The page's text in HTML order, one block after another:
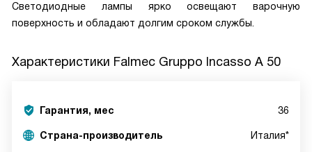
Светодиодные лампы ярко освещают варочную
поверхность и обладают долгим сроком службы.
Характеристики Falmec Gruppo Incasso A 50
Гарантия, мес 36
Страна-производитель Италия*